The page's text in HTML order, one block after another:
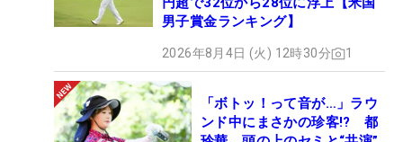
男子賞金ランキング】
2026年8月4日 (火) 12時30分 1
「ボトッ！って音が…」ラウ
ンド中にまさかの珍客!? 都